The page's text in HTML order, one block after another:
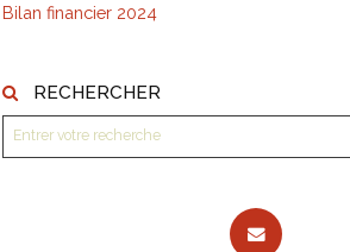
Bilan financier 2024
RECHERCHER